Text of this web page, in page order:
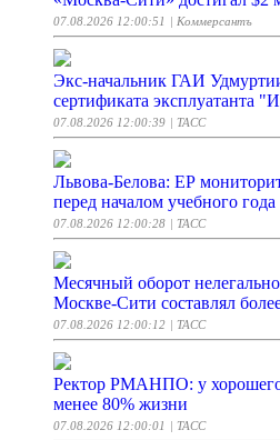
07.08.2026 12:00:51 | Коммерсантъ
Экс-начальник ГАИ
сертификата эксплуатанта
07.08.2026 12:00:39 | ТАСС
Львова-Белова: ЕР
перед началом учебного года
07.08.2026 12:00:28 | ТАСС
Месячный оборот
Москве-Сити составлял
07.08.2026 12:00:12 | ТАСС
Ректор РМАНПО: у хорошего
менее 80% жизни
07.08.2026 12:00:01 | ТАСС